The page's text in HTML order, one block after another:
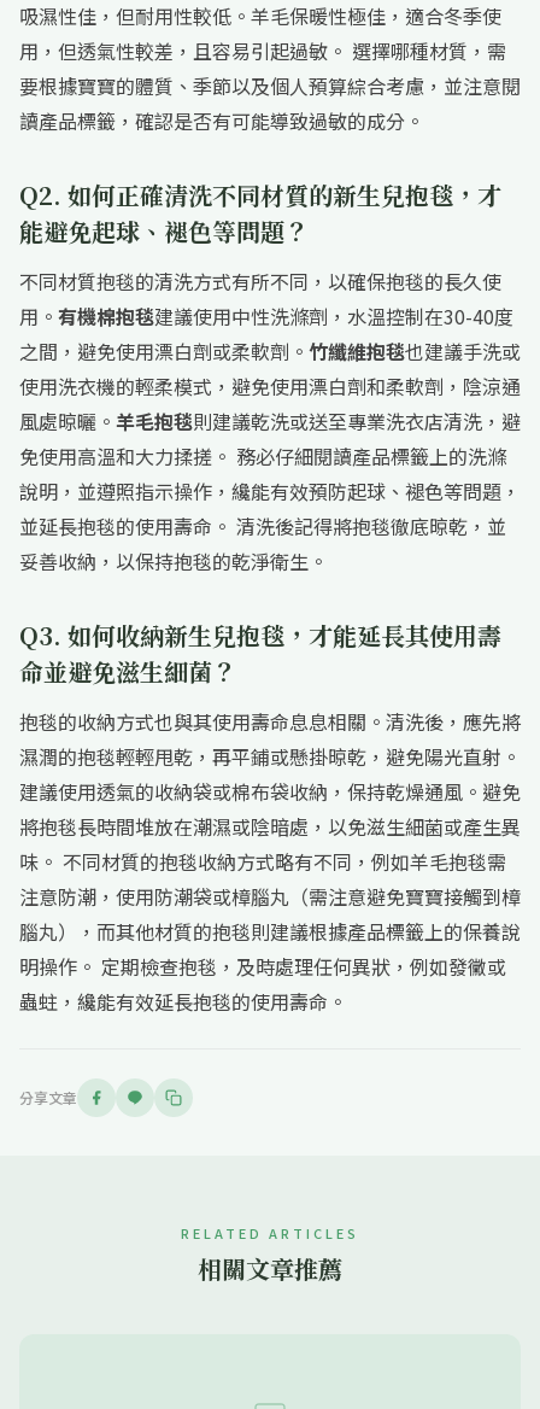
吸濕性佳，但耐用性較低。羊毛保暖性極佳，適合冬季使
用，但透氣性較差，且容易引起過敏。 選擇哪種材質，需
要根據寶寶的體質、季節以及個人預算綜合考慮，並注意閱
讀產品標籤，確認是否有可能導致過敏的成分。
Q2. 如何正確清洗不同材質的新生兒抱毯，才
能避免起球、褪色等問題？
不同材質抱毯的清洗方式有所不同，以確保抱毯的長久使
用。 有機棉抱毯建議使用中性洗滌劑，水溫控制在30-40度
之間，避免使用漂白劑或柔軟劑。 竹纖維抱毯也建議手洗或
使用洗衣機的輕柔模式，避免使用漂白劑和柔軟劑，陰涼通
風處晾曬。 羊毛抱毯則建議乾洗或送至專業洗衣店清洗，避
免使用高溫和大力揉搓。 務必仔細閱讀產品標籤上的洗滌
說明，並遵照指示操作，纔能有效預防起球、褪色等問題，
並延長抱毯的使用壽命。 清洗後記得將抱毯徹底晾乾，並
妥善收納，以保持抱毯的乾淨衛生。
Q3. 如何收納新生兒抱毯，才能延長其使用壽
命並避免滋生細菌？
抱毯的收納方式也與其使用壽命息息相關。清洗後，應先將
濕潤的抱毯輕輕甩乾，再平鋪或懸掛晾乾，避免陽光直射。
建議使用透氣的收納袋或棉布袋收納，保持乾燥通風。避免
將抱毯長時間堆放在潮濕或陰暗處，以免滋生細菌或產生異
味。 不同材質的抱毯收納方式略有不同，例如羊毛抱毯需
注意防潮，使用防潮袋或樟腦丸（需注意避免寶寶接觸到樟
腦丸），而其他材質的抱毯則建議根據產品標籤上的保養說
明操作。 定期檢查抱毯，及時處理任何異狀，例如發黴或
蟲蛀，纔能有效延長抱毯的使用壽命。
分享文章
RELATED ARTICLES
相關文章推薦